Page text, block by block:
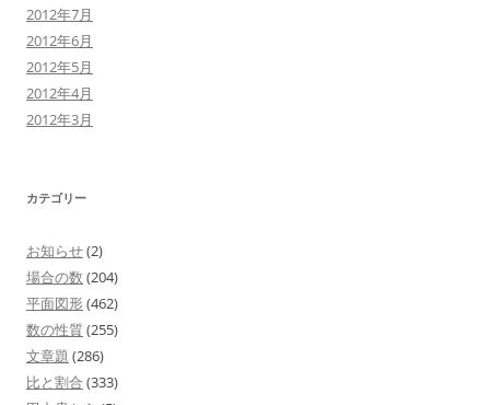
2012年7月
2012年6月
2012年5月
2012年4月
2012年3月
カテゴリー
お知らせ(2)
場合の数 (204)
平面図形(462)
数の性質(255)
文章題 (286)
比と割合 (333)